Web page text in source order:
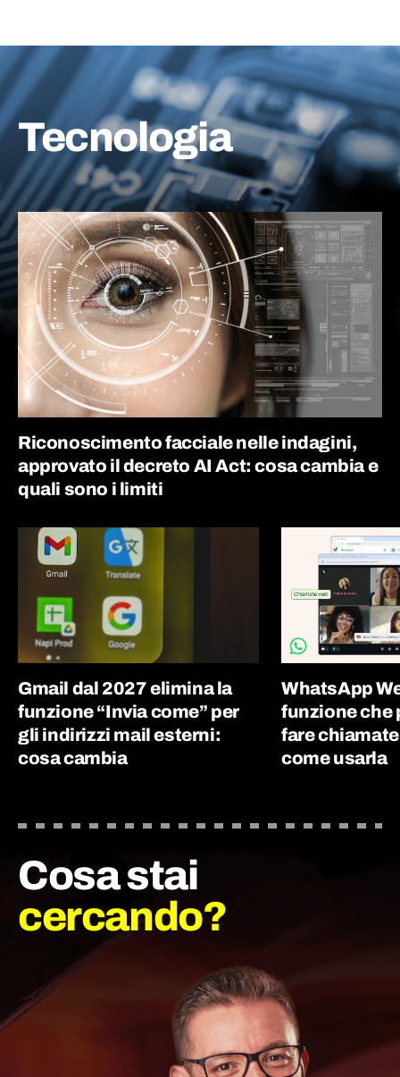
Tecnologia
Riconoscimento facciale nelle indagini,
approvato il decreto AI Act: cosa cambia e
quali sono i limiti
Gmail dal 2027 elimina la
funzione “Invia come” per
gli indirizzi mail esterni:
cosa cambia
WhatsApp
funzione che
fare
come usarla
Cosa stai
cercando?